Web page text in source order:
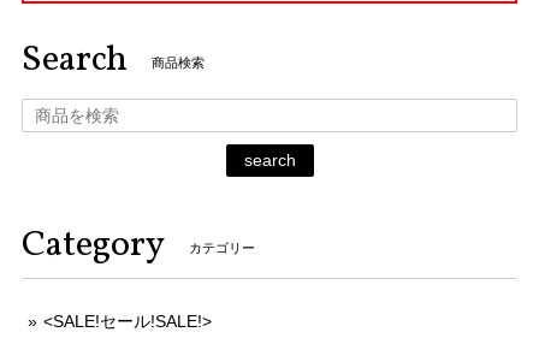
Search 商品検索
search
Category カテゴリー
<SALE!セール!SALE!>